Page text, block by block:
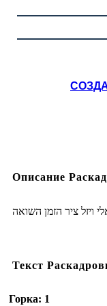
Описание
ויזל ציר הזמן השואה
Текст
Горка: 1